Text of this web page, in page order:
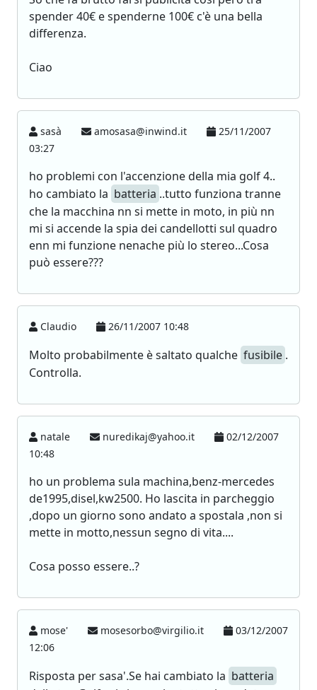
spender 40€ e spenderne 100€ c'è una bella
differenza.
Ciao
sasà amosasa@inwind.it
25/11/2007
03:27
ho problemi con l'accenzione della mia golf 4..
ho cambiato la batteria ..tutto funziona tranne
che la macchina nn si mette in moto, in più nn
mi si accende la spia dei candellotti sul quadro
enn mi funzione nenache più lo stereo...Cosa
può essere???
Claudio 26/11/2007 10:48
Molto probabilmente è saltato qualche fusibile .
Controlla.
natale nuredikaj@yahoo.it
02/12/2007
10:48
ho un problema sula machina,benz-mercedes
de1995,disel,kw2500. Ho lascita in parcheggio
,dopo un giorno sono andato a spostala ,non si
mette in motto,nessun segno di vita....
Cosa posso essere..?
mose' mosesorbo@virgilio.it
03/12/2007
12:06
Risposta per sasa'.Se hai cambiato la batteria